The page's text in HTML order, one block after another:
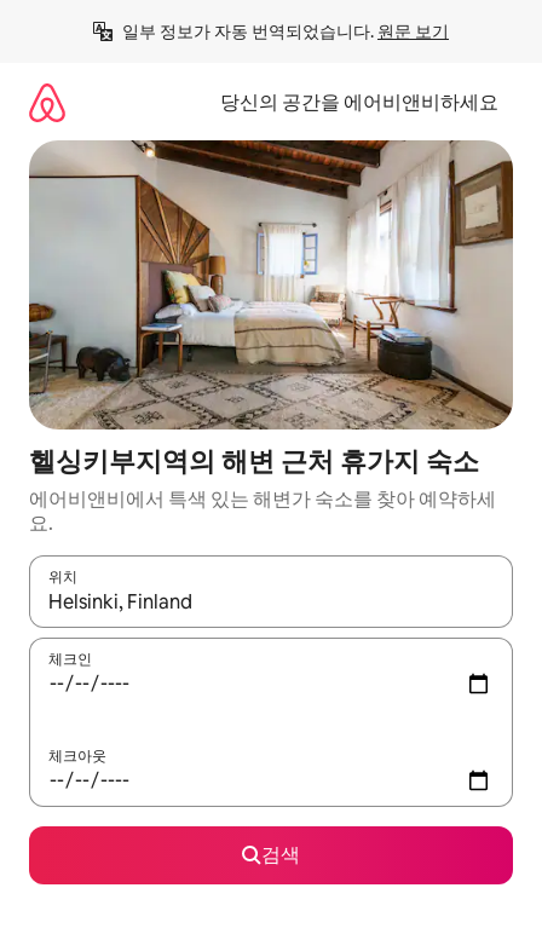
일부 정보가 자동 번역되었습니다. 원문 보기
당신의 공간을 에어비앤비하세요
헬싱키부지역의 해변 근처 휴가지 숙소
에어비앤비에서 특색 있는 해변가 숙소를 찾아 예약하세
요.
위치
결과가 나오면 위·아래 화살표 키를 사용하거나 터치 또는 스와이
체크인
체크아웃
검색